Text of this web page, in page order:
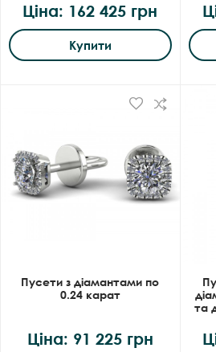
Ціна: 162 425 грн
Купити
Пусети з діамантами по
0.24 карат
Ціна: 91 225 грн
та